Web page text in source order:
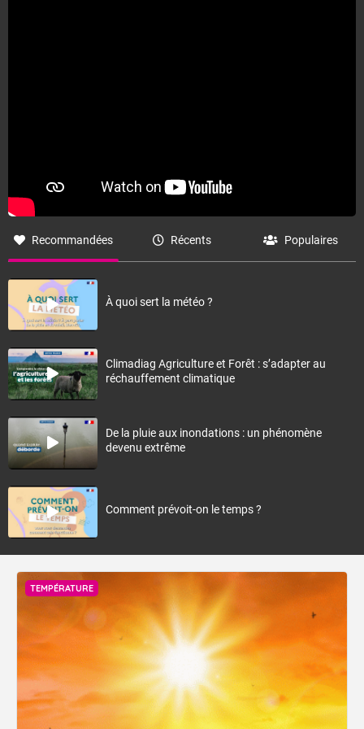
Recommandées Récents Populaires
À quoi sert la météo ?
Climadiag Agriculture et Forêt : s’adapter au
réchauffement climatique
De la pluie aux inondations : un phénomène
devenu extrême
Comment prévoit-on le temps ?
TEMPÉRATURE